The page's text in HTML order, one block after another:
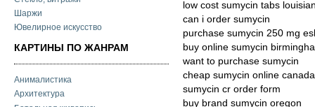
Шаржи
Ювелирное искусство
КАРТИНЫ ПО ЖАНРАМ
Анималистика
Архитектура
low cost sumycin tabs
can i order sumycin
purchase sumycin 250 mg
buy online sumycin
want to purchase sumycin
cheap sumycin online canada
sumycin cr order form
buy brand sumycin oregon